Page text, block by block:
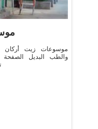
موسوعات زيت أركان